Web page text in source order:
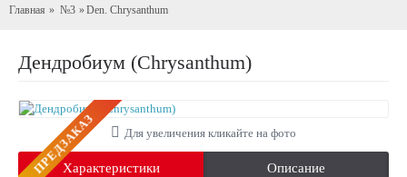
Главная №3 Den. Chrysanthum
Дендробиум (Chrysanthum)
ПРЕДЗАКАЗ Для увеличения кликайте на фото
Характеристики Описание